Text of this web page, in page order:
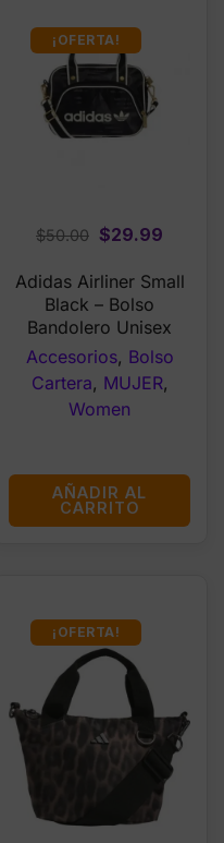
¡OFERTA!
$50.00 Original
was:
$50.00.
$29.99
is:
Adidas Airliner Small
Black – Bolso
Bandolero Unisex
Accesorios, Bolso
Cartera, MUJER,
Women
AÑADIR AL
CARRITO
¡OFERTA!